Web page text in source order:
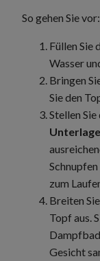
So gehen Sie vor:
Füllen Sie
Wasser
Bringen
Sie den
Stellen
Unterlage
zum
Breiten
Topf aus.
Gesicht